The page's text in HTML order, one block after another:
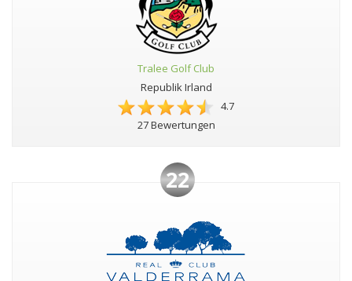
Tralee Golf Club
Republik Irland
4.7
27 Bewertungen
22